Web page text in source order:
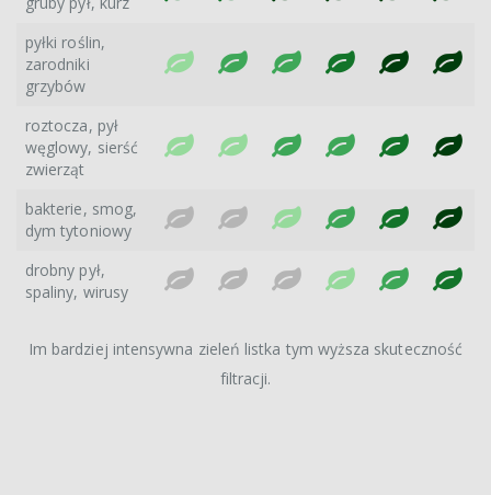
pyłki roślin,
zarodniki
grzybów
roztocza, pył
węglowy, sierść
zwierząt
bakterie, smog,
dym tytoniowy
drobny pył,
spaliny, wirusy
Im bardziej intensywna zieleń listka tym wyższa skuteczność
filtracji.